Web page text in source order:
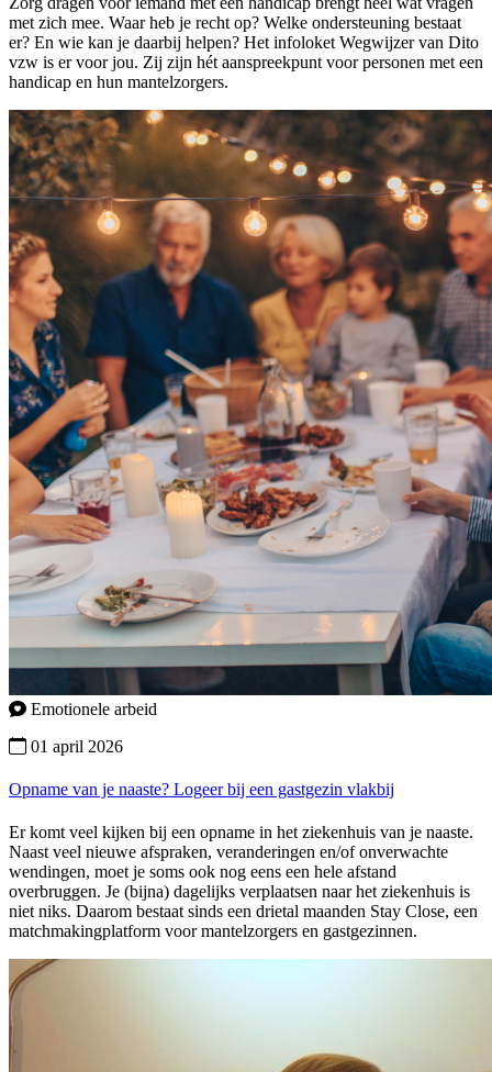
met zich mee. Waar heb je recht op? Welke ondersteuning bestaat
er? En wie kan je daarbij helpen? Het infoloket Wegwijzer van Dito
vzw is er voor jou. Zij zijn hét aanspreekpunt voor personen met een
handicap en hun mantelzorgers.
Emotionele arbeid
01 april 2026
Opname van je naaste? Logeer bij een gastgezin vlakbij
Er komt veel kijken bij een opname in het ziekenhuis van je naaste.
Naast veel nieuwe afspraken, veranderingen en/of onverwachte
wendingen, moet je soms ook nog eens een hele afstand
overbruggen. Je (bijna) dagelijks verplaatsen naar het ziekenhuis is
niet niks. Daarom bestaat sinds een drietal maanden Stay Close, een
matchmakingplatform voor mantelzorgers en gastgezinnen.